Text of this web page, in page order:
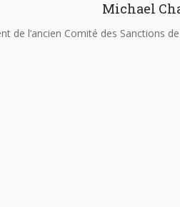
Michael
de l’ancien Comité des Sanctions